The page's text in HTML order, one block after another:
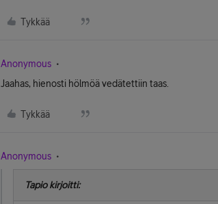
Tykkää
Anonymous
Jaahas, hienosti hölmöä vedätettiin taas.
Tykkää
Anonymous
Tapio kirjoitti: